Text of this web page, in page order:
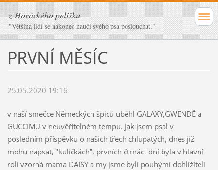
z Horáckého pelíšku
"Většina lidí se nakonec naučí svého psa poslouchat."
PRVNÍ MĚSÍC
25.05.2020 19:16
v naší smečce Německých špiců uběhl GALAXY,GWENDĚ a
GUCCIMU v neuvěřitelném tempu. Jak jsem psal v
posledním příspěvku o našich třech chlupatých, dnes již
mohu napsat, "kuličkách", prvních čtrnáct dní byla v hlavní
roli vzorná máma DAISY a my jsme byli pouhými dohlížiteli